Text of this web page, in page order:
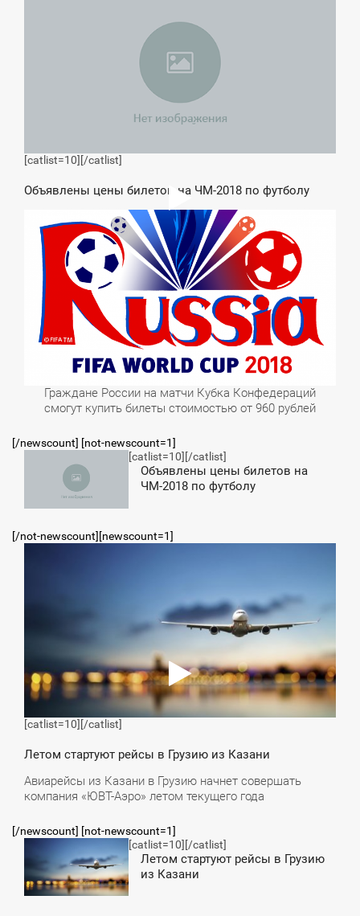
[catlist=10] [/catlist]
Объявлены цены билетов на ЧМ-2018 по футболу
Граждане России на матчи Кубка Конфедераций
смогут купить билеты стоимостью от 960 рублей
[/newscount] [not-newscount=1]
[catlist=10] [/catlist]
Объявлены цены билетов на
ЧМ-2018 по футболу
[/not-newscount][newscount=1]
[catlist=10] [/catlist]
Летом стартуют рейсы в Грузию из Казани
Авиарейсы из Казани в Грузию начнет совершать
компания «ЮВТ-Аэро» летом текущего года
[/newscount] [not-newscount=1]
[catlist=10] [/catlist]
Летом стартуют рейсы в Грузию
из Казани